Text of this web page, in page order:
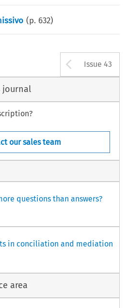
(p. 632)
Arrow
Issue 43
journal
our sales team
questions than answers?
in conciliation and mediation
area